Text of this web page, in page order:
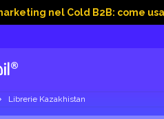
Cold B2B: come usare
Librerie Kazakhistan